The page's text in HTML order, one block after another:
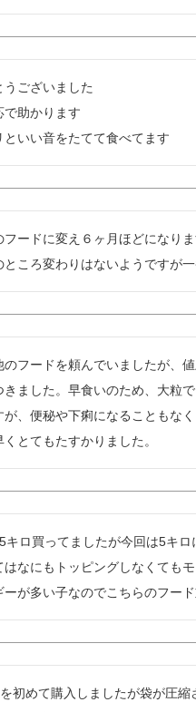
うございました
で助かります
といい音をたてて食べてます
フードに変え６ヶ月ほどになり
ところ変わりはないようですが
のフードを頼んでいましたが、
きました。早食いのため、大粒
が、便秘や下痢になることもな
とてもたすかりました。
キロ買ってましたが今回は5キロ
はなにもトッピングしなくても
ーが多い子なのでこちらのフード
初めて購入しましたが袋が圧